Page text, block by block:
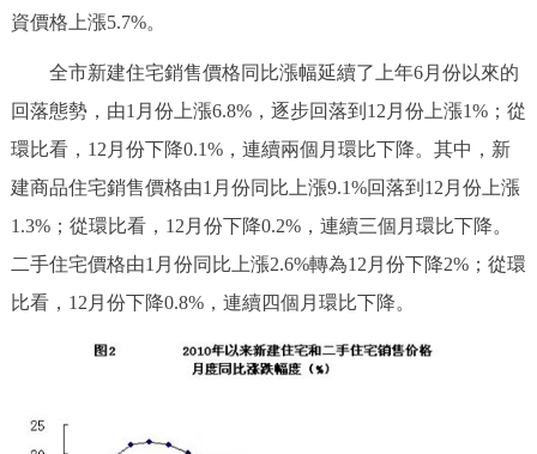
資價格上漲5.7%。
全市新建住宅銷售價格同比漲幅延續了上年6月份以來的
回落態勢，由1月份上漲6.8%，逐步回落到12月份上漲1%；從
環比看，12月份下降0.1%，連續兩個月環比下降。其中，新
建商品住宅銷售價格由1月份同比上漲9.1%回落到12月份上漲
1.3%；從環比看，12月份下降0.2%，連續三個月環比下降。
二手住宅價格由1月份同比上漲2.6%轉為12月份下降2%；從環
比看，12月份下降0.8%，連續四個月環比下降。